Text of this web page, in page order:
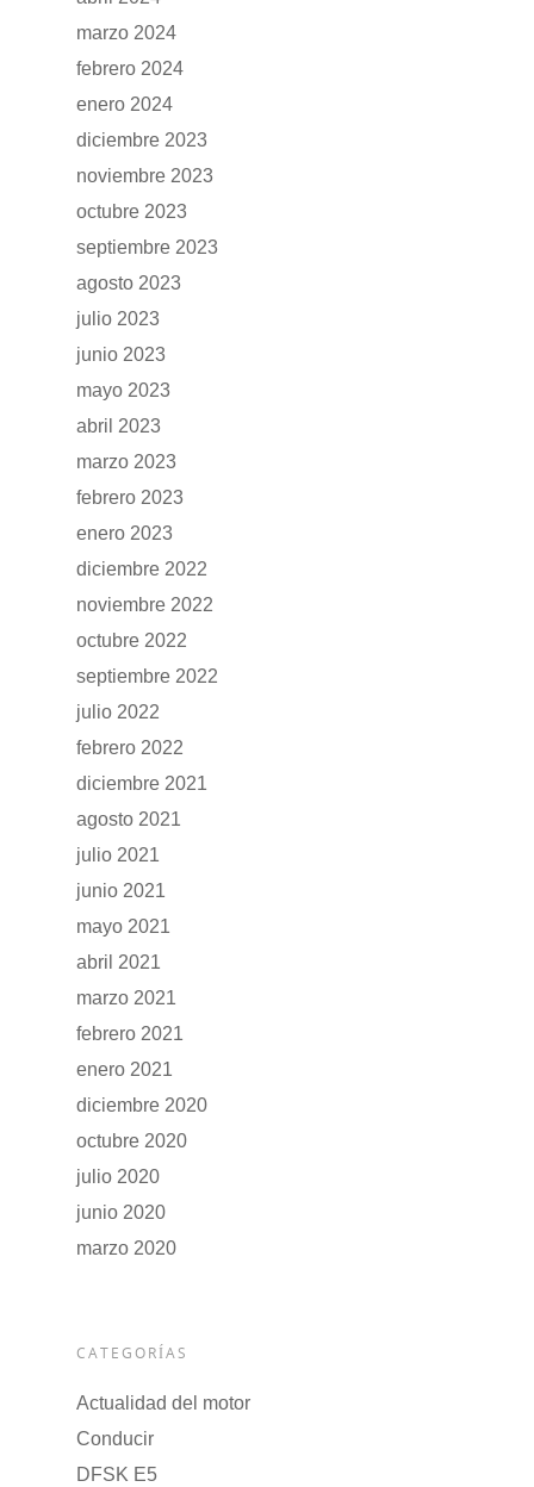
marzo 2024
febrero 2024
enero 2024
diciembre 2023
noviembre 2023
octubre 2023
septiembre 2023
agosto 2023
julio 2023
junio 2023
mayo 2023
abril 2023
marzo 2023
febrero 2023
enero 2023
diciembre 2022
noviembre 2022
octubre 2022
septiembre 2022
julio 2022
febrero 2022
diciembre 2021
agosto 2021
julio 2021
junio 2021
mayo 2021
abril 2021
marzo 2021
febrero 2021
enero 2021
diciembre 2020
octubre 2020
julio 2020
junio 2020
marzo 2020
CATEGORÍAS
Actualidad del motor
Conducir
DFSK E5